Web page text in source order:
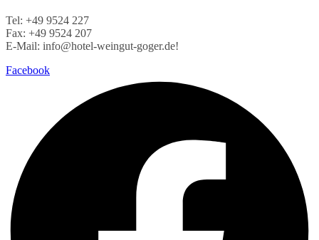
Tel: +49 9524 227
Fax: +49 9524 207
E-Mail: info@hotel-weingut-goger.de!
Facebook